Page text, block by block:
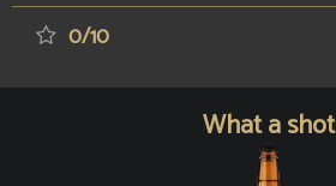
0/10
What a shot